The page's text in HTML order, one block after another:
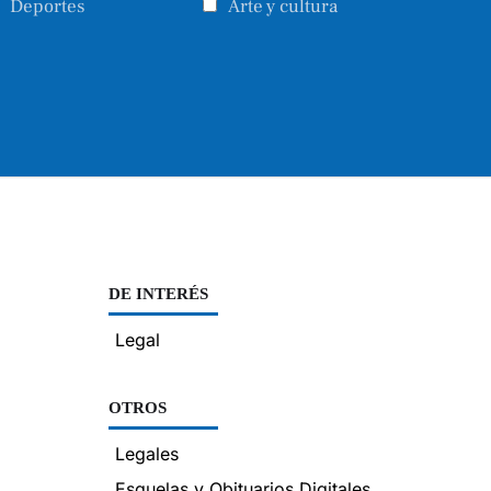
Deportes
Arte y cultura
DE INTERÉS
Legal
OTROS
Legales